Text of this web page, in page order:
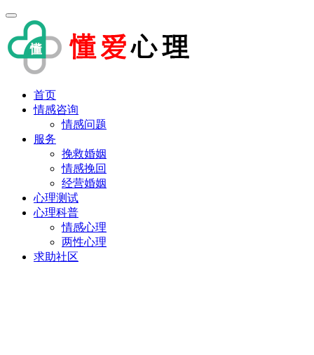
首页
情感咨询
情感问题
服务
挽救婚姻
情感挽回
经营婚姻
心理测试
心理科普
情感心理
两性心理
求助社区